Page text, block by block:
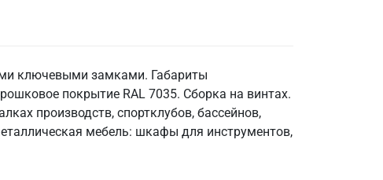
ключевыми замками. Габариты
покрытие RAL 7035. Сборка на винтах.
производств, спортклубов, бассейнов,
мебель: шкафы для инструментов,